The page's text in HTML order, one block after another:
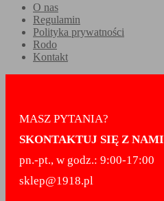
O nas
Regulamin
Polityka prywatności
Rodo
Kontakt
MASZ PYTANIA?
SKONTAKTUJ SIĘ Z NAMI
pn.-pt., w godz.: 9:00-17:00
sklep@1918.pl